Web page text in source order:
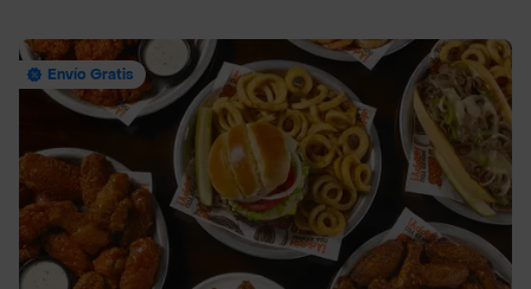
Envío Gratis